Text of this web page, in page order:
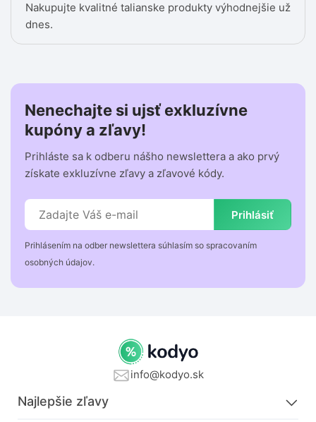
Nakupujte kvalitné talianske produkty výhodnejšie už
dnes.
Nenechajte si ujsť exkluzívne
kupóny a zľavy!
Prihláste sa k odberu nášho newslettera a ako prvý
získate exkluzívne zľavy a zľavové kódy.
Prihlásiť
Prihlásením na odber newslettera súhlasím so spracovaním
osobných údajov.
info@kodyo.sk
Najlepšie zľavy